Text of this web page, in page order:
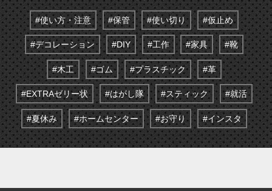
#使い方・注意 #保管 #使い切り #仮止め
#デコレーション #DIY #工作 #家具 #靴
#木工 #ゴム #プラスチック #革
#EXTRAゼリー状 #はがし隊 #スティック #就活
#夏休み #ホームセンター #お守り #インスタ